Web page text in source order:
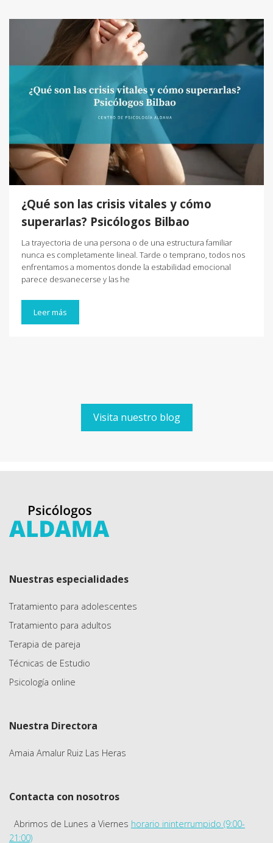
¿Qué son las crisis vitales y cómo
superarlas? Psicólogos Bilbao
La trayectoria de una persona o de una estructura familiar
nunca es completamente lineal. Tarde o temprano, todos nos
enfrentamos a momentos donde la estabilidad emocional
parece desvanecerse y las he
Leer más
Visita nuestro blog
Nuestras especialidades
Tratamiento para adolescentes
Tratamiento para adultos
Terapia de pareja
Técnicas de Estudio
Psicología online
Nuestra Directora
Amaia Amalur Ruiz Las Heras
Contacta con nosotros
Abrimos de Lunes a Viernes horario ininterrumpido (9:00-
21:00)